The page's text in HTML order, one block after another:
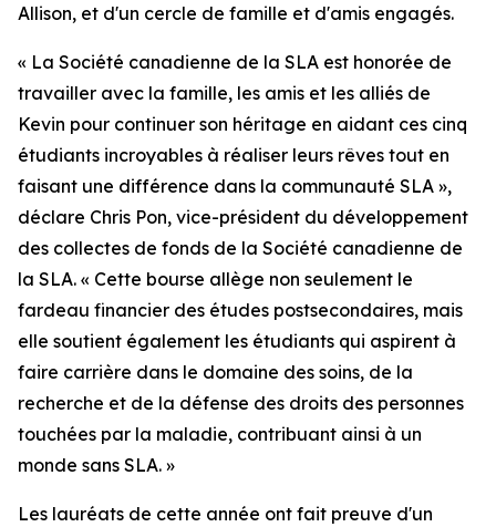
Allison, et d'un cercle de famille et d'amis engagés.
« La Société canadienne de la SLA est honorée de
travailler avec la famille, les amis et les alliés de
Kevin pour continuer son héritage en aidant ces cinq
étudiants incroyables à réaliser leurs rêves tout en
faisant une différence dans la communauté SLA »,
déclare Chris Pon, vice-président du développement
des collectes de fonds de la Société canadienne de
la SLA. « Cette bourse allège non seulement le
fardeau financier des études postsecondaires, mais
elle soutient également les étudiants qui aspirent à
faire carrière dans le domaine des soins, de la
recherche et de la défense des droits des personnes
touchées par la maladie, contribuant ainsi à un
monde sans SLA. »
Les lauréats de cette année ont fait preuve d'un